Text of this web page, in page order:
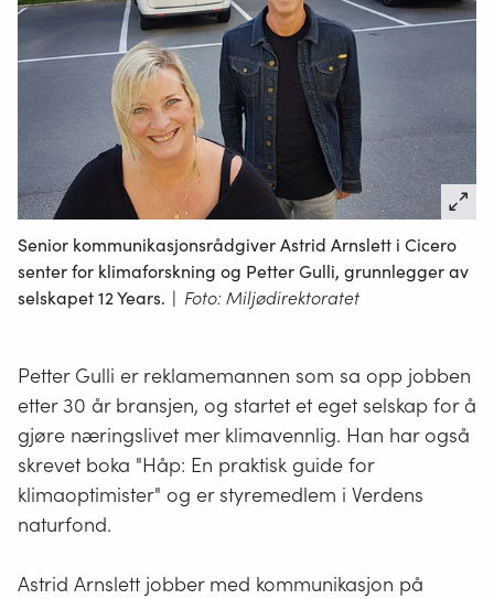
Senior kommunikasjonsrådgiver Astrid Arnslett i Cicero
senter for klimaforskning og Petter Gulli, grunnlegger av
selskapet 12 Years. | Foto: Miljødirektoratet
Petter Gulli er reklamemannen som sa opp jobben
etter 30 år bransjen, og startet et eget selskap for å
gjøre næringslivet mer klimavennlig. Han har også
skrevet boka "Håp: En praktisk guide for
klimaoptimister" og er styremedlem i Verdens
naturfond.
Astrid Arnslett jobber med kommunikasjon på